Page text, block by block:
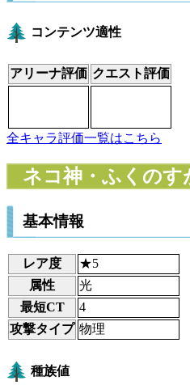
コンテンツ適性
アリーナ評価 クエスト評価
全キャラ評価一覧はこちら
ネコ神・ふくのす
基本情報
レア度
★5
属性
光
最短CT
4
攻撃タイプ 物理
種族値